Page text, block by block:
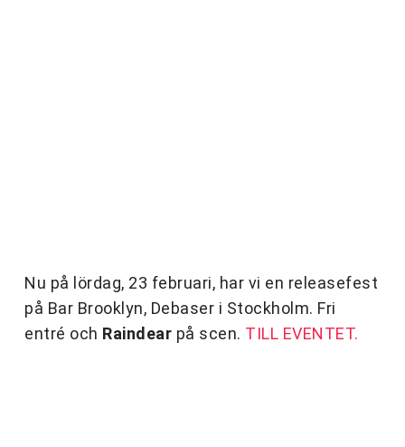
Nu på lördag, 23 februari, har vi en releasefest
på Bar Brooklyn, Debaser i Stockholm. Fri
entré och Raindear på scen. TILL EVENTET.